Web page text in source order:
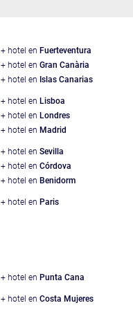
hotel en Fuerteventura
hotel en Gran Canària
hotel en Islas Canarias
hotel en Lisboa
hotel en Londres
hotel en Madrid
hotel en Sevilla
hotel en Córdova
hotel en Benidorm
hotel en Paris
hotel en Punta Cana
hotel en Costa Mujeres